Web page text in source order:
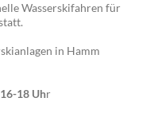
Wasserskifahren für
in Hamm
16-18 Uhr